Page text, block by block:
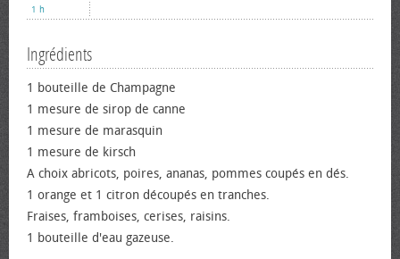
1 h
Ingrédients
1 bouteille de Champagne
1 mesure de sirop de canne
1 mesure de marasquin
1 mesure de kirsch
A choix abricots, poires, ananas, pommes coupés en dés.
1 orange et 1 citron découpés en tranches.
Fraises, framboises, cerises, raisins.
1 bouteille d'eau gazeuse.